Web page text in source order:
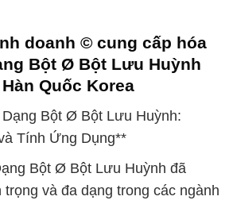
doanh © cung cấp hóa
Bột Ø Bột Lưu Huỳnh
Quốc Korea
Bột Ø Bột Lưu Huỳnh:
Tính Ứng Dụng**
Bột Ø Bột Lưu Huỳnh đã
và đa dạng trong các ngành